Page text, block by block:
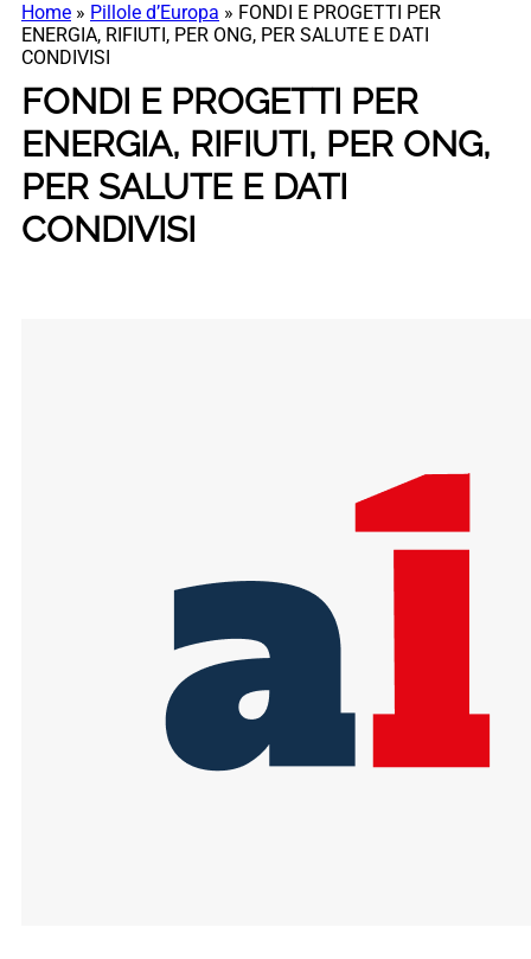
Home » Pillole d’Europa » FONDI E PROGETTI PER
ENERGIA, RIFIUTI, PER ONG, PER SALUTE E DATI
CONDIVISI
FONDI E PROGETTI PER
ENERGIA, RIFIUTI, PER ONG,
PER SALUTE E DATI
CONDIVISI